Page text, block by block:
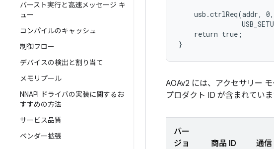
バースト実行と高速メッセージ キ
ュー
コンパイルのキャッシュ
制御フロー
デバイスの検出と割り当て
メモリプール
NNAPI ドライバの実装に関するお
すすめの方法
サービス品質
ベンダー拡張
usb.ctrlReq(addr,
    return true;
AOAv2 には、アクセサリー
プロダクト ID が含まれていま
バー
ジョ
商品 ID 通信